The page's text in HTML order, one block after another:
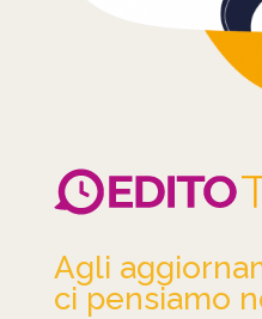
Agli
ci pensiamo